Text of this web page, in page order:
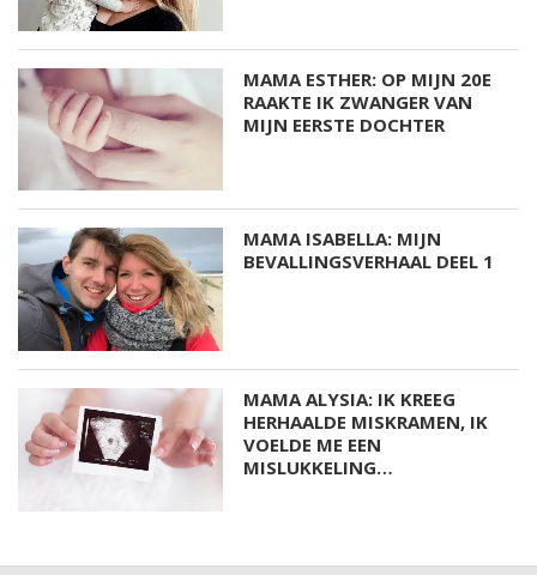
MAMA ESTHER: OP MIJN 20E
RAAKTE IK ZWANGER VAN
MIJN EERSTE DOCHTER
MAMA ISABELLA: MIJN
BEVALLINGSVERHAAL DEEL 1
MAMA ALYSIA: IK KREEG
HERHAALDE MISKRAMEN, IK
VOELDE ME EEN
MISLUKKELING…